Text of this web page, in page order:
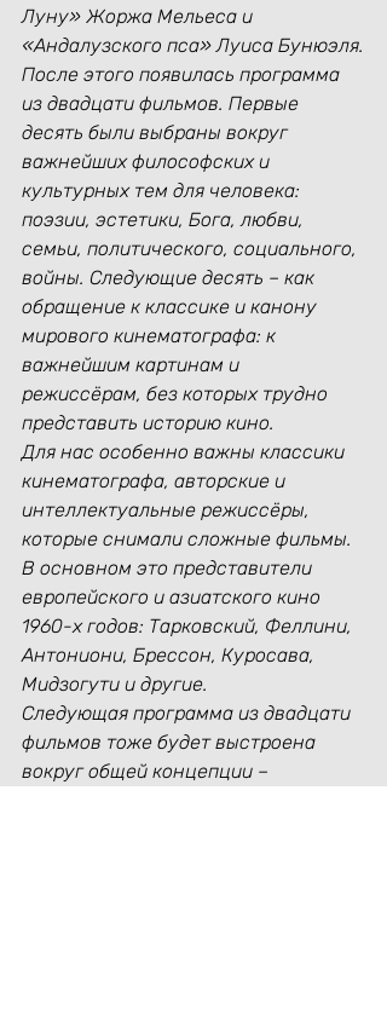
Луну» Жоржа Мельеса и
«Андалузского пса» Луиса Бунюэля.
После этого появилась программа
из двадцати фильмов. Первые
десять были выбраны вокруг
важнейших философских и
культурных тем для человека:
поэзии, эстетики, Бога, любви,
семьи, политического, социального,
войны. Следующие десять – как
обращение к классике и канону
мирового кинематографа: к
важнейшим картинам и
режиссёрам, без которых трудно
представить историю кино.
Для нас особенно важны классики
кинематографа, авторские и
интеллектуальные режиссёры,
которые снимали сложные фильмы.
В основном это представители
европейского и азиатского кино
1960-х годов: Тарковский, Феллини,
Антониони, Брессон, Куросава,
Мидзогути и другие.
Следующая программа из двадцати
фильмов тоже будет выстроена
вокруг общей концепции –